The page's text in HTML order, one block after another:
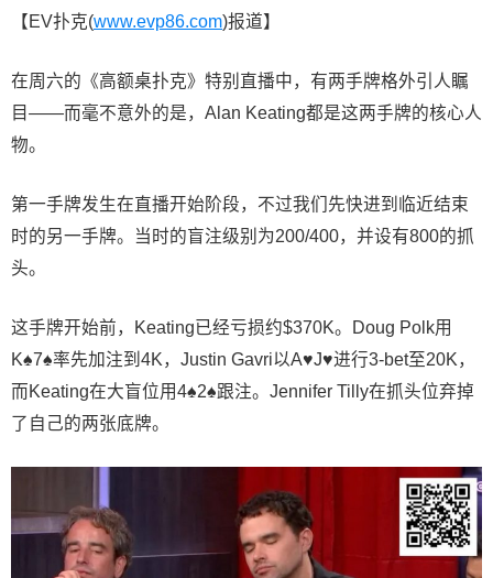
【EV扑克(www.evp86.com)报道】
在周六的《高额桌扑克》特别直播中，有两手牌格外引人瞩
目——而毫不意外的是，Alan Keating都是这两手牌的核心人
物。
第一手牌发生在直播开始阶段，不过我们先快进到临近结束
时的另一手牌。当时的盲注级别为200/400，并设有800的抓
头。
这手牌开始前，Keating已经亏损约$370K。Doug Polk用
K♠7♠率先加注到4K，Justin Gavri以A♥J♥进行3-bet至20K，
而Keating在大盲位用4♠2♠跟注。Jennifer Tilly在抓头位弃掉
了自己的两张底牌。